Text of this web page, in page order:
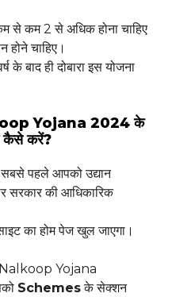
से कम 2 से अधिक होना चाहिए
चाहिए।
के बाद ही दोबारा इस योजना
Yojana 2024 के
कैसे करें?
पहले आपको उद्यान
सरकार की आधिकारिक
का होम पेज खुल जाएगा।
Schemesके सेक्शन